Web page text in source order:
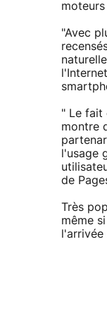
"Avec
" Le fait
montre
l'usage
de
Très
même